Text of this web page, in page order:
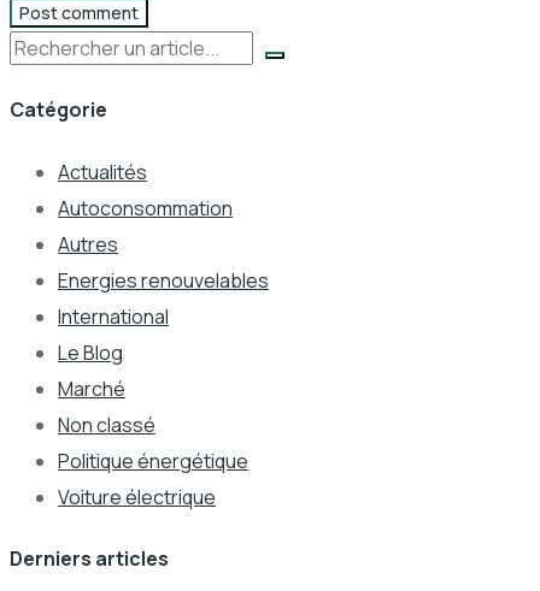
Post comment
Rechercher
Catégorie
Actualités
Autoconsommation
Autres
Energies renouvelables
International
Le Blog
Marché
Non classé
Politique énergétique
Voiture électrique
Derniers articles